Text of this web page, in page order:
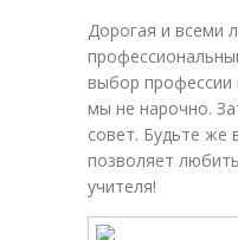
Дорогая и всеми
выбор профессии
мы не нарочно.
совет. Будьте же
позволяет
учителя!